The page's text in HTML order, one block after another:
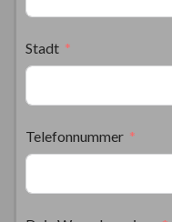
Stadt
Telefonnummer